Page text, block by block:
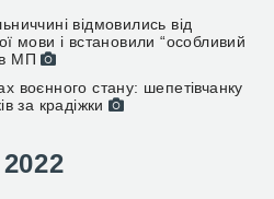
відмовились від
мови і встановили “особливий
МП
воєнного стану: шепетівчанку
за крадіжки